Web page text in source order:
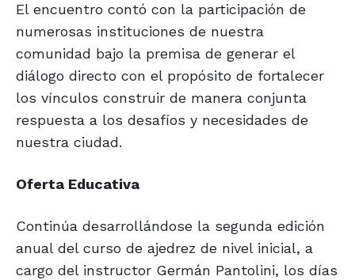
El encuentro contó con la participación de
numerosas instituciones de nuestra
comunidad bajo la premisa de generar el
diálogo directo con el propósito de fortalecer
los vínculos construir de manera conjunta
respuesta a los desafíos y necesidades de
nuestra ciudad.
Oferta Educativa
Continúa desarrollándose la segunda edición
anual del curso de ajedrez de nivel inicial, a
cargo del instructor Germán Pantolini, los días